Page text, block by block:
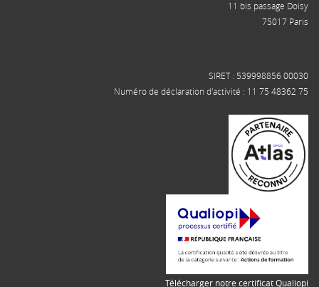
11 bis passage Doisy
75017 Paris
SIRET : 539998856 00030
Numéro de déclaration d'activité : 11 75 48362 75
Télécharger notre certificat Qualiopi